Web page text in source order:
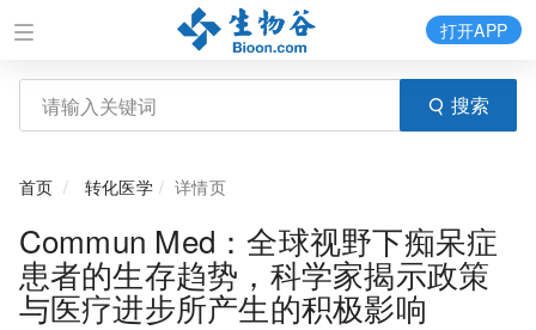
搜索
打开APP
首页 转化医学 详情页
Commun Med：全球视野下痴呆症
患者的生存趋势，科学家揭示政策
与医疗进步所产生的积极影响